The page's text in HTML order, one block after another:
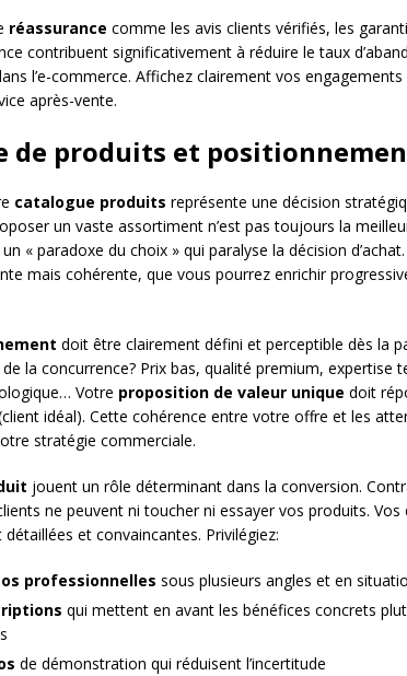
réassurance comme les avis clients vérifiés, les
contribuent significativement à réduire le taux
l’e-commerce. Affichez clairement vos
après-vente.
de produits et
catalogue produits représente une décision
un vaste assortiment n’est pas toujours la
« paradoxe du choix » qui paralyse la décision
mais cohérente, que vous pourrez enrichir
doit être clairement défini et perceptible dès la
la concurrence? Prix bas, qualité premium, expertise
Votre proposition de valeur unique doit
idéal). Cette cohérence entre votre offre et les
stratégie commerciale.
jouent un rôle déterminant dans la conversion.
ne peuvent ni toucher ni essayer vos produits.
et convaincantes. Privilégiez:
professionnelles sous plusieurs angles et en
qui mettent en avant les bénéfices concrets
de démonstration qui réduisent l’incertitude